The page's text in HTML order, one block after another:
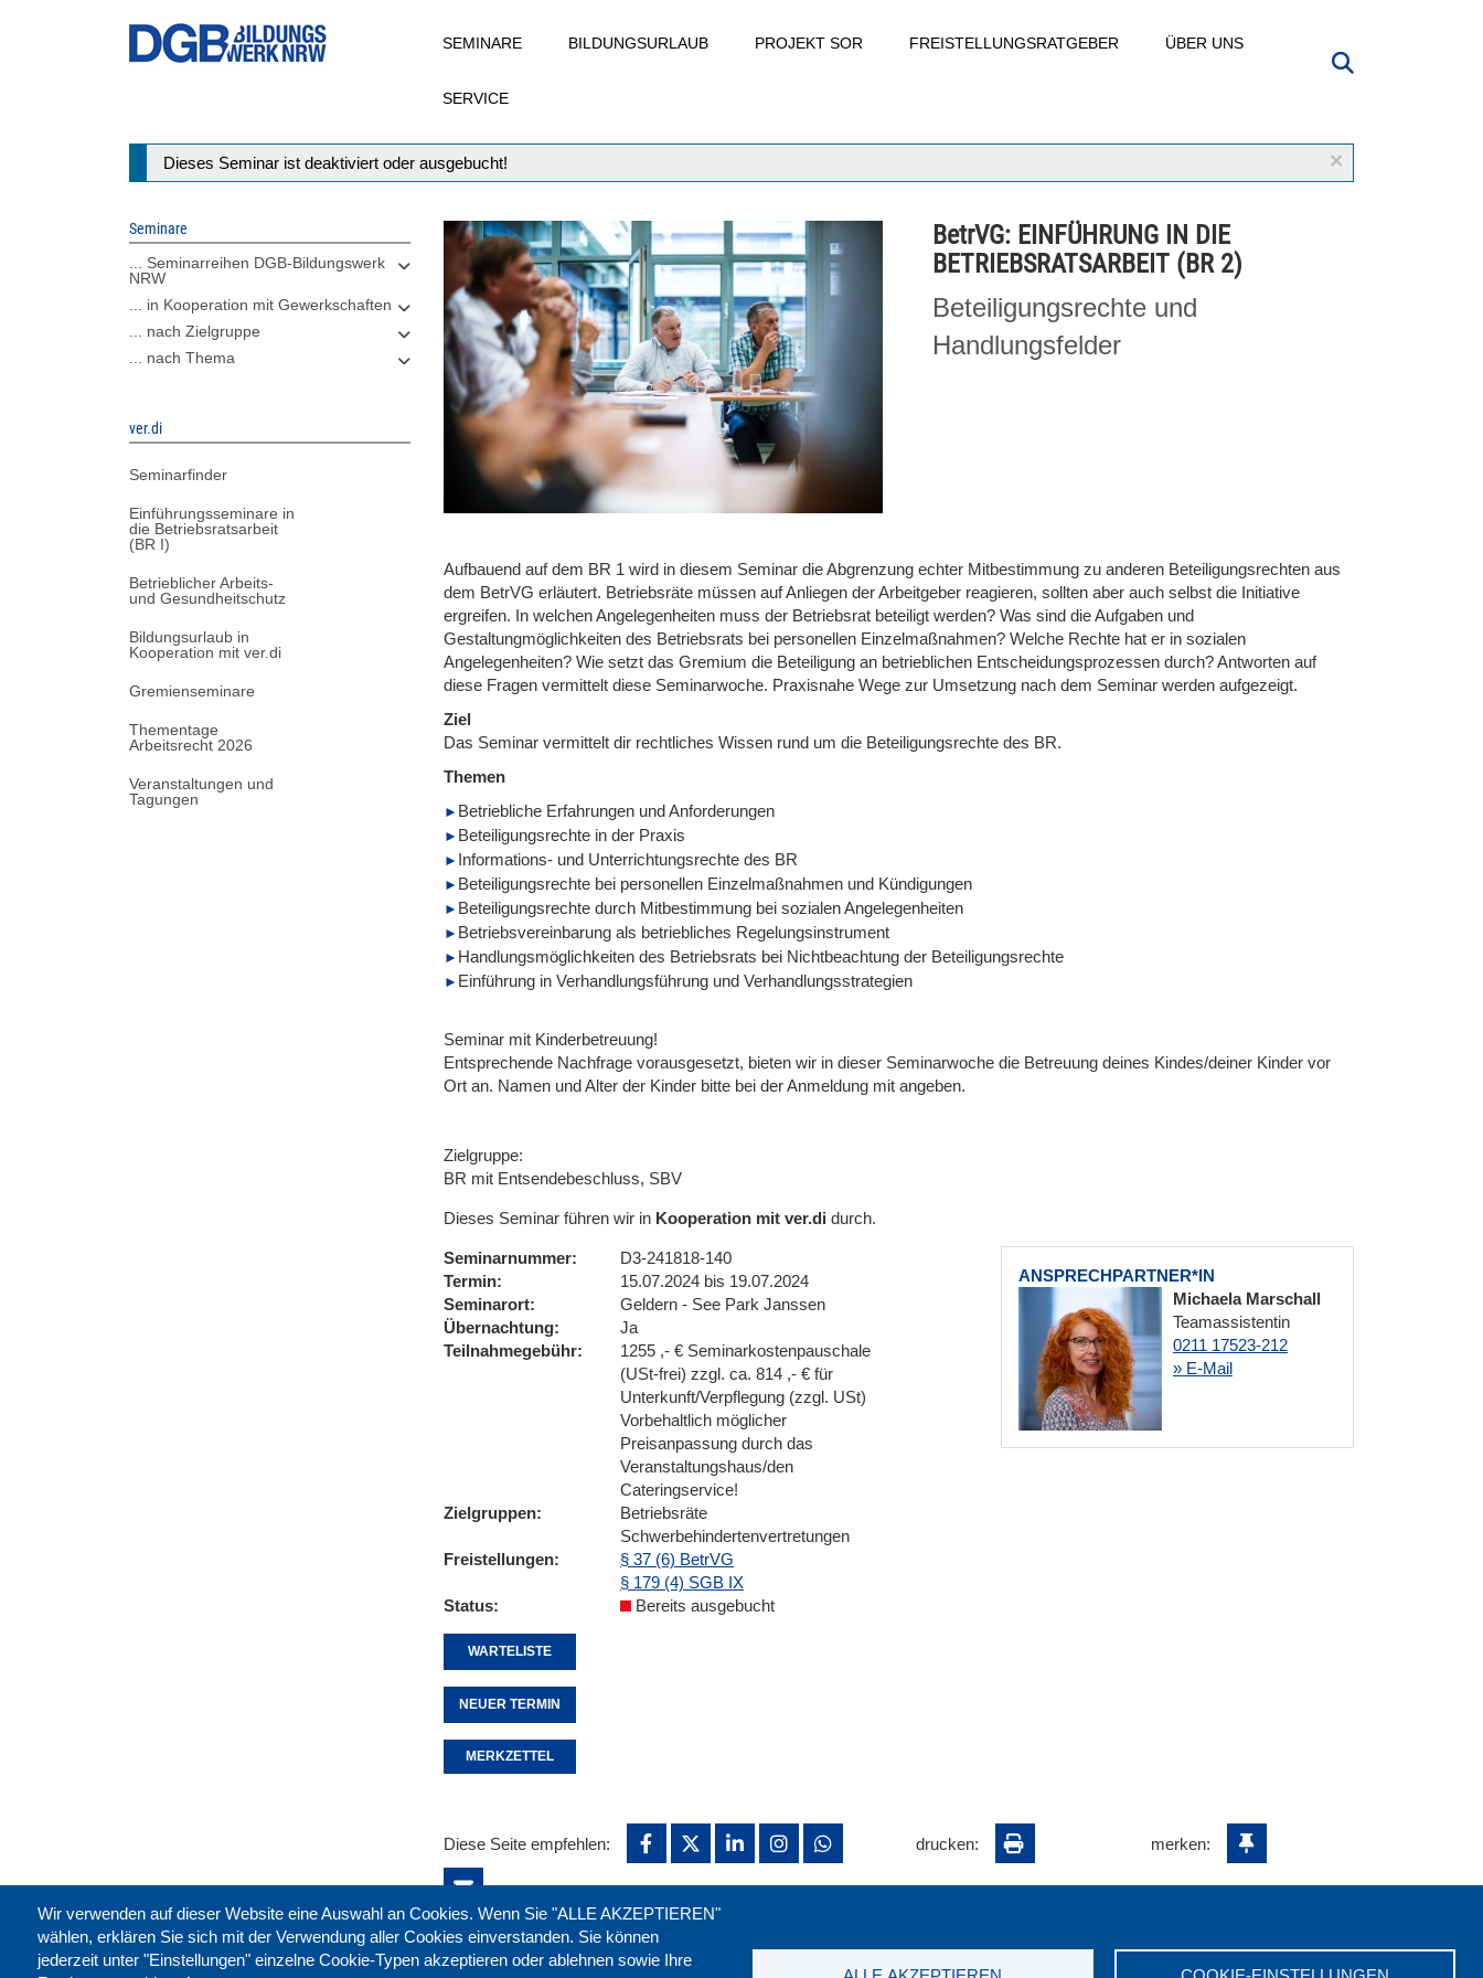
SEMINARE BILDUNGSURLAUB PROJEKT SOR FREISTELLUNGSRATGEBER ÜBER UNS
SERVICE
×
Statusmeldung
Dieses Seminar ist deaktiviert oder ausgebucht!
Seminare
... Seminarreihen DGB-Bildungswerk
NRW
... in Kooperation mit Gewerkschaften
... nach Zielgruppe
... nach Thema
ver.di
Seminarfinder
Einführungsseminare in
die Betriebsratsarbeit
(BR I)
Betrieblicher Arbeits-
und Gesundheitschutz
Bildungsurlaub in
Kooperation mit ver.di
Gremienseminare
Thementage
Arbeitsrecht 2026
Veranstaltungen und
Tagungen
BetrVG: EINFÜHRUNG IN DIE
BETRIEBSRATSARBEIT (BR 2)
Beteiligungsrechte und
Handlungsfelder
Aufbauend auf dem BR 1 wird in diesem Seminar die Abgrenzung echter Mitbestimmung zu anderen Beteiligungsrechten aus
dem BetrVG erläutert. Betriebsräte müssen auf Anliegen der Arbeitgeber reagieren, sollten aber auch selbst die Initiative
ergreifen. In welchen Angelegenheiten muss der Betriebsrat beteiligt werden? Was sind die Aufgaben und
Gestaltungmöglichkeiten des Betriebsrats bei personellen Einzelmaßnahmen? Welche Rechte hat er in sozialen
Angelegenheiten? Wie setzt das Gremium die Beteiligung an betrieblichen Entscheidungsprozessen durch? Antworten auf
diese Fragen vermittelt diese Seminarwoche. Praxisnahe Wege zur Umsetzung nach dem Seminar werden aufgezeigt.
Ziel
Das Seminar vermittelt dir rechtliches Wissen rund um die Beteiligungsrechte des BR.
Themen
Betriebliche Erfahrungen und Anforderungen
Beteiligungsrechte in der Praxis
Informations- und Unterrichtungsrechte des BR
Beteiligungsrechte bei personellen Einzelmaßnahmen und Kündigungen
Beteiligungsrechte durch Mitbestimmung bei sozialen Angelegenheiten
Betriebsvereinbarung als betriebliches Regelungsinstrument
Handlungsmöglichkeiten des Betriebsrats bei Nichtbeachtung der Beteiligungsrechte
Einführung in Verhandlungsführung und Verhandlungsstrategien
Seminar mit Kinderbetreuung!
Entsprechende Nachfrage vorausgesetzt, bieten wir in dieser Seminarwoche die Betreuung deines Kindes/deiner Kinder vor
Ort an. Namen und Alter der Kinder bitte bei der Anmeldung mit angeben.
Zielgruppe:
BR mit Entsendebeschluss, SBV
Dieses Seminar führen wir in Kooperation mit ver.di durch.
ANSPRECHPARTNER*IN
Michaela Marschall
Teamassistentin
0211 17523-212
» E-Mail
Seminarnummer
D3-241818-140
Termin
15.07.2024 bis 19.07.2024
Seminarort
Geldern - See Park Janssen
Übernachtung
Ja
Teilnahmegebühr
1255 ,- € Seminarkostenpauschale
(USt-frei) zzgl. ca. 814 ,- € für
Unterkunft/Verpflegung (zzgl. USt)
Vorbehaltlich möglicher
Preisanpassung durch das
Veranstaltungshaus/den
Cateringservice!
Zielgruppen
Betriebsräte
Schwerbehindertenvertretungen
Freistellungen
§ 37 (6) BetrVG
§ 179 (4) SGB IX
Status
Bereits ausgebucht
WARTELISTE
NEUER TERMIN
MERKZETTEL
Wir verwenden auf dieser Website eine Auswahl an Cookies. Wenn Sie "ALLE AKZEPTIEREN"
wählen, erklären Sie sich mit der Verwendung aller Cookies einverstanden. Sie können
jederzeit unter "Einstellungen" einzelne Cookie-Typen akzeptieren oder ablehnen sowie Ihre
Diese Seite empfehlen: drucken: merken: